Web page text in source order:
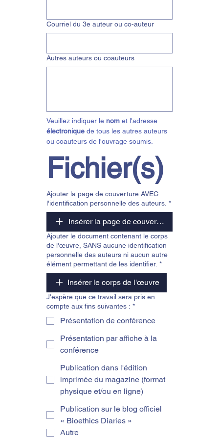
Courriel du 3e auteur ou co-auteur
Autres auteurs ou coauteurs
Veuillez indiquer le nom
et l'adresse
électronique de tous les autres auteurs
ou coauteurs de l'ouvrage soumis.
Fichier(s)
Ajouter la page de couverture AVEC
l'identification personnelle des auteurs. *
Insérer la page de couverture
Ajouter le document contenant le corps
de l'œuvre, SANS aucune identification
personnelle des auteurs ni aucun autre
élément permettant de les identifier. *
Insérer le corps de l'œuvre
J'espère que ce travail sera pris en
compte aux fins suivantes : *
Présentation de conférence
Présentation par affiche à la
conférence
Publication dans l'édition
imprimée du magazine (format
physique et/ou en ligne)
Publication sur le blog officiel
« Bioethics Diaries »
Autre